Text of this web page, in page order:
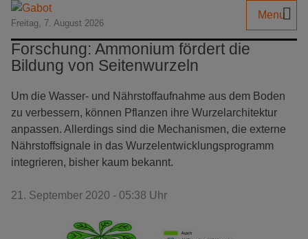
Freitag, 7. August 2026
Menu
Forschung: Ammonium fördert die
Bildung von Seitenwurzeln
Um die Wasser- und Nährstoffaufnahme aus dem Boden
zu verbessern, können Pflanzen ihre Wurzelarchitektur
anpassen. Allerdings sind die Mechanismen, die externe
Nährstoffsignale in das Wurzelentwicklungsprogramm
integrieren, bisher kaum bekannt.
21. September 2020 - 05:38 Uhr